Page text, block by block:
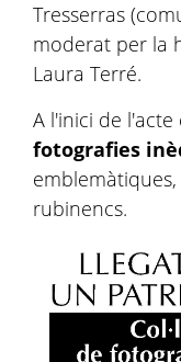
Tresserras
moderat per la
Laura Terré.
A l'inici de
fotografies
rubinencs.